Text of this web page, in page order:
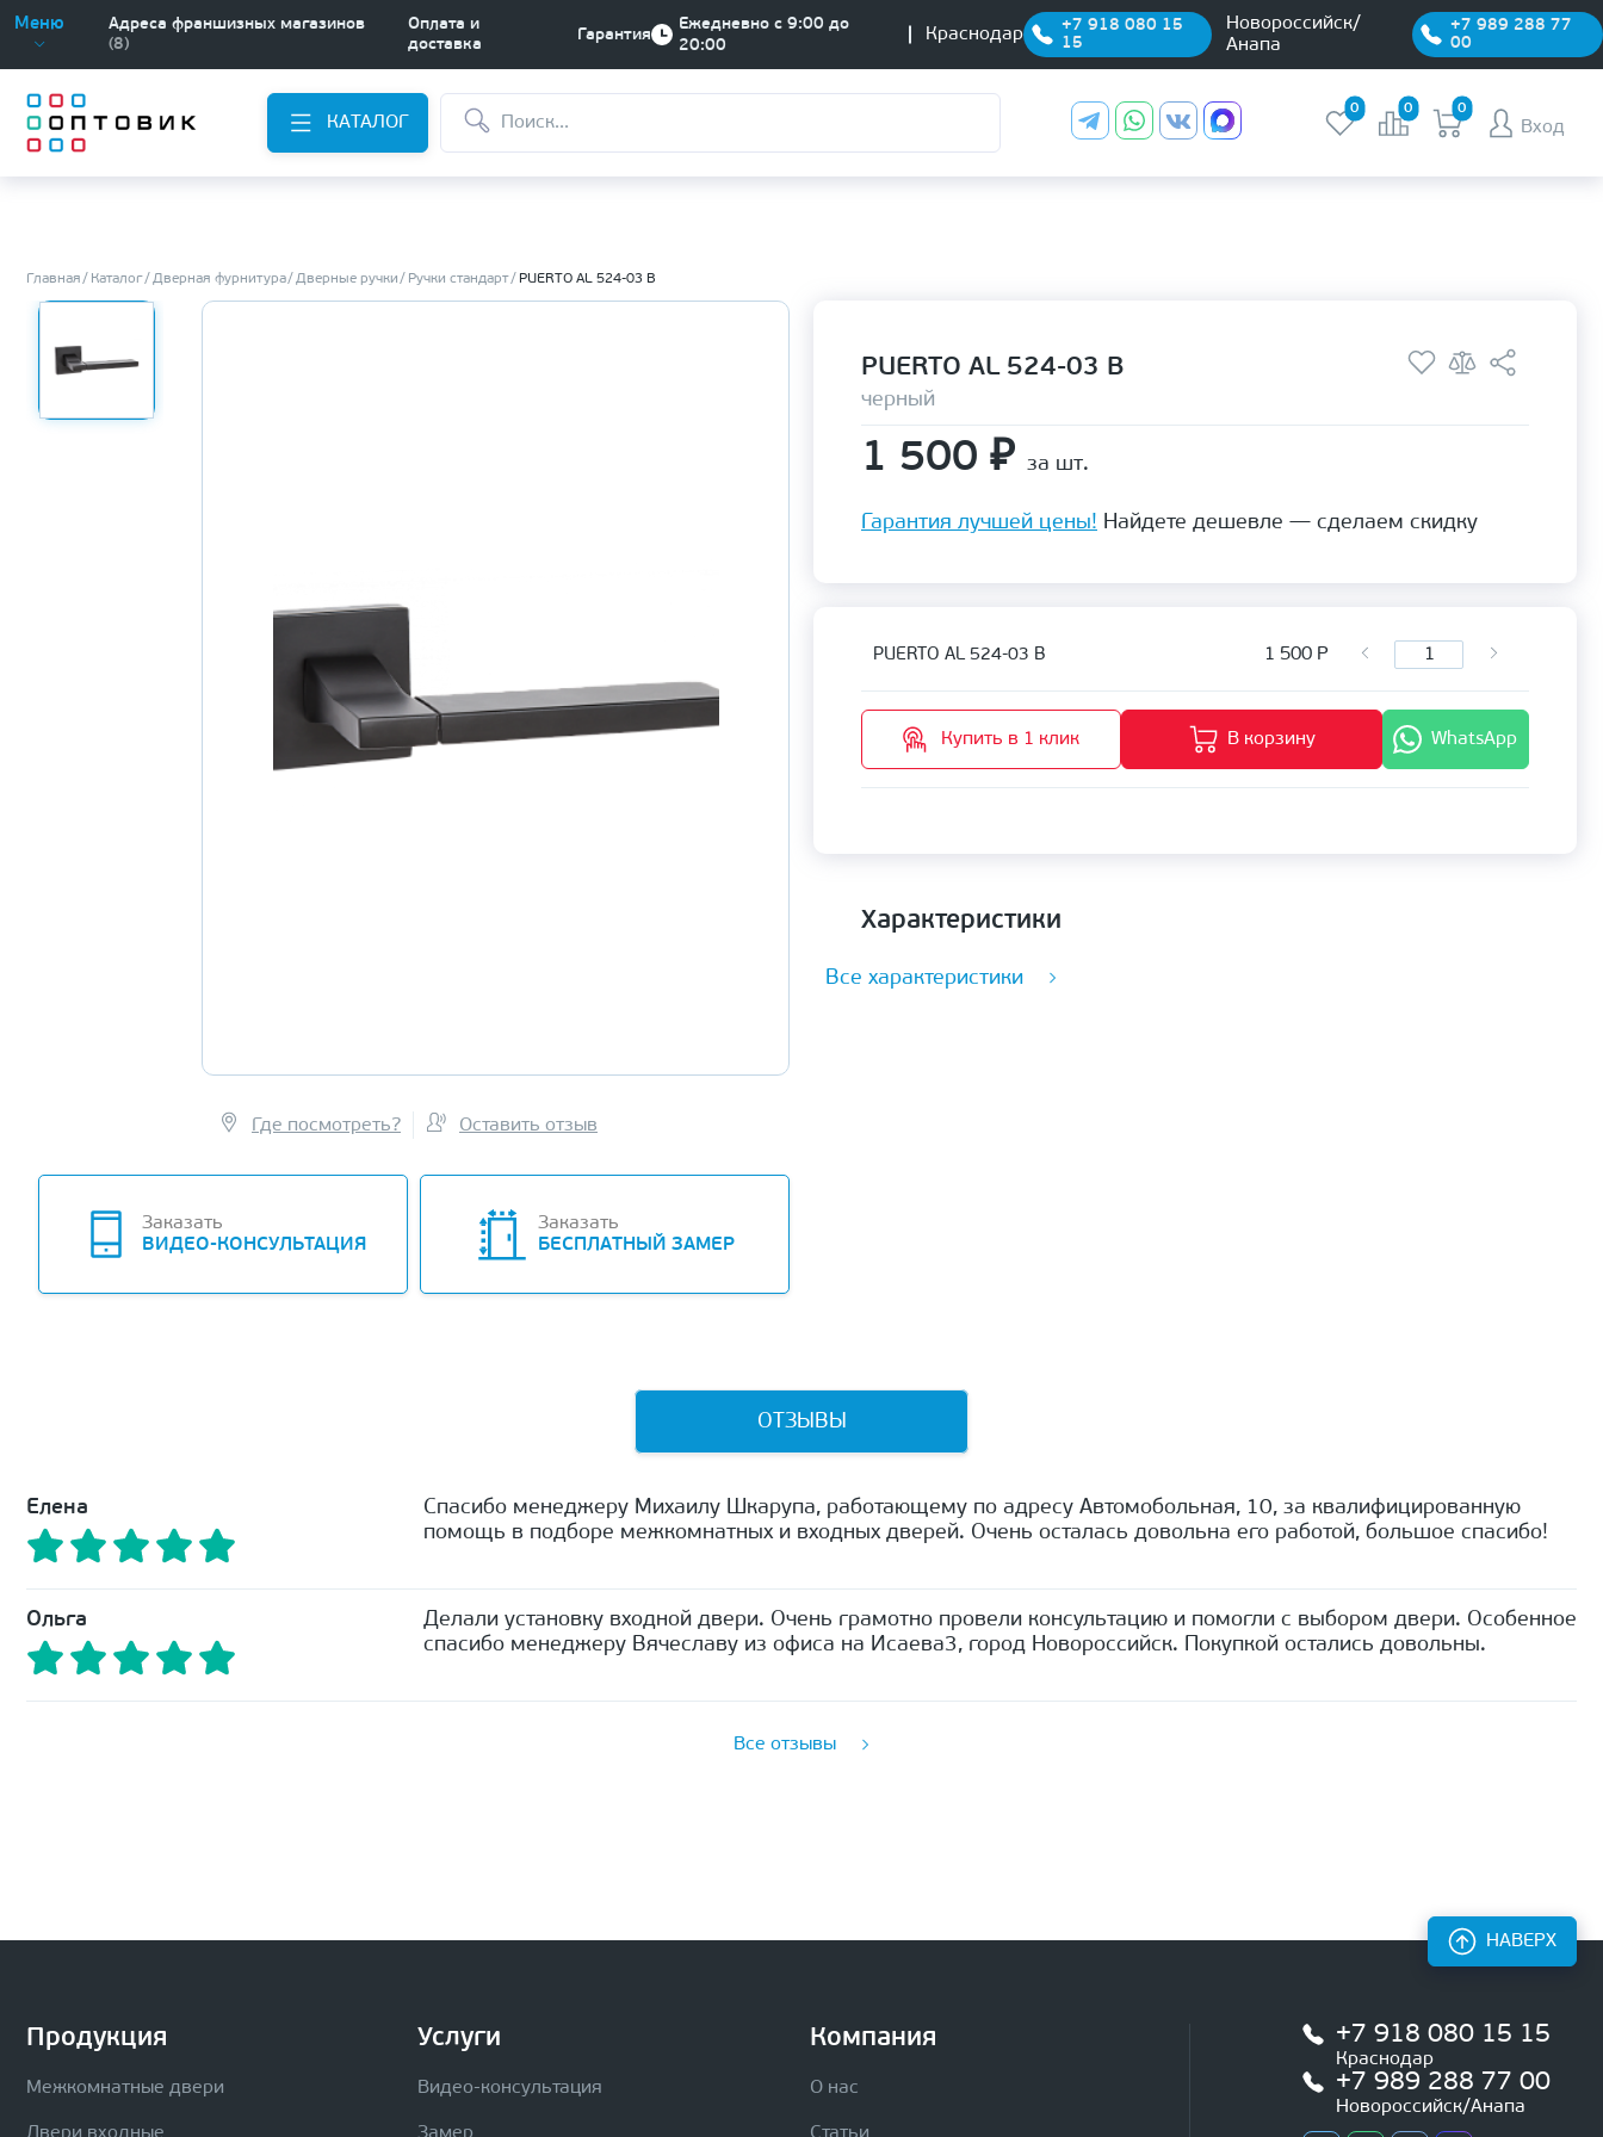
Меню
Адреса франшизных магазинов
(8)
Оплата и
доставка
Гарантия
Ежедневно с 9:00 до
20:00
Краснодар
+7 918 080 15
15
Новороссийск/
Анапа
+7 989 288 77
00
КАТАЛОГ
0 0 0
Вход
Главная Каталог Дверная фурнитура Дверные ручки Ручки стандарт PUERTO AL 524-03 B
Где посмотреть? Оставить отзыв
Заказать
ВИДЕО-КОНСУЛЬТАЦИЯ
Заказать
БЕСПЛАТНЫЙ ЗАМЕР
PUERTO AL 524-03 B
черный
1 500 ₽ за шт.
Гарантия лучшей цены! Найдете дешевле — сделаем скидку
PUERTO AL 524-03 B 1 500 Р
Купить в 1 клик В корзину WhatsApp
Характеристики
Все характеристики
ОТЗЫВЫ
Елена
Спасибо менеджеру Михаилу Шкарупа, работающему по адресу Автомобольная, 10, за квалифицированную
помощь в подборе межкомнатных и входных дверей. Очень осталась довольна его работой, большое спасибо!
Ольга
Делали установку входной двери. Очень грамотно провели консультацию и помогли с выбором двери. Особенное
спасибо менеджеру Вячеславу из офиса на Исаева3, город Новороссийск. Покупкой остались довольны.
Все отзывы
Продукция
Межкомнатные двери
Услуги
Видео-консультация
Компания
О нас
+7 918 080 15 15
Краснодар
+7 989 288 77 00
Новороссийск/Анапа
НАВЕРХ